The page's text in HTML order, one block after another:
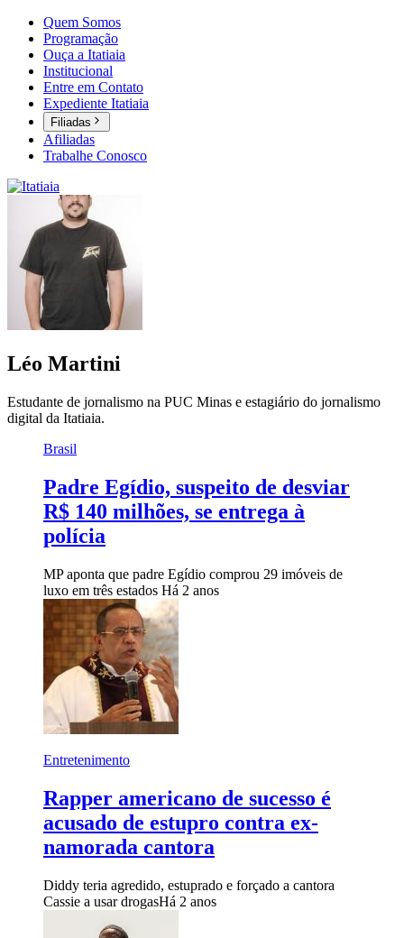
Quem Somos
Programação
Ouça a Itatiaia
Institucional
Entre em Contato
Expediente Itatiaia
Filiadas
Afiliadas
Trabalhe Conosco
Léo Martini
Estudante de jornalismo na PUC Minas e estagiário do jornalismo
digital da Itatiaia.
Brasil
Padre Egídio, suspeito de desviar
R$ 140 milhões, se entrega à
polícia
MP aponta que padre Egídio comprou 29 imóveis de
luxo em três estados Há 2 anos
Entretenimento
Rapper americano de sucesso é
acusado de estupro contra ex-
namorada cantora
Diddy teria agredido, estuprado e forçado a cantora
Cassie a usar drogasHá 2 anos